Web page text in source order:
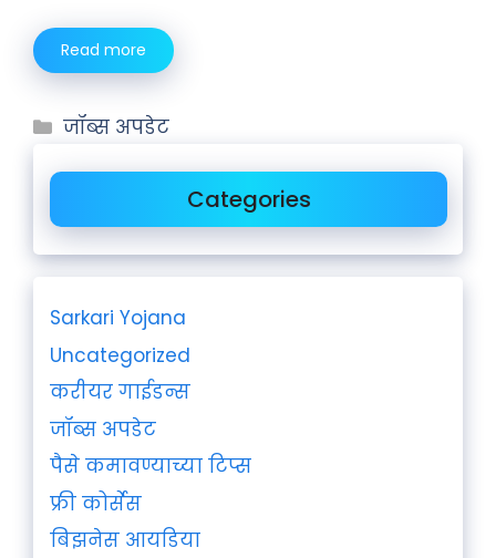
Read more
जॉब्स अपडेट
Categories
Sarkari Yojana
Uncategorized
करीयर गाईडन्स
जॉब्स अपडेट
पैसे कमावण्याच्या टिप्स
फ्री कोर्सेस
बिझनेस आयडिया